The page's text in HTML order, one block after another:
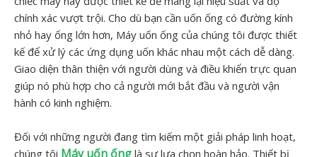
chính xác vượt trội. Cho dù bạn cần uốn ống có đường kính
nhỏ hay ống lớn hơn, Máy uốn ống của chúng tôi được thiết
kế để xử lý các ứng dụng uốn khác nhau một cách dễ dàng.
Giao diện thân thiện với người dùng và điều khiển trực quan
giúp nó phù hợp cho cả người mới bắt đầu và người vận
hành có kinh nghiệm.
Đối với những người đang tìm kiếm một giải pháp linh hoạt,
chúng tôi Máy uốn ống là sự lựa chọn hoàn hảo. Thiết bị